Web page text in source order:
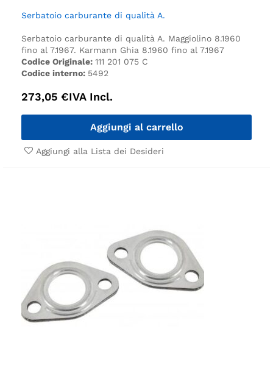
Serbatoio carburante di qualità A.
Serbatoio carburante di qualità A. Maggiolino 8.1960
fino al 7.1967. Karmann Ghia 8.1960 fino al 7.1967
Codice Originale: 111 201 075 C
Codice interno: 5492
273,05 €IVA Incl.
Aggiungi al carrello
Aggiungi alla Lista dei Desideri